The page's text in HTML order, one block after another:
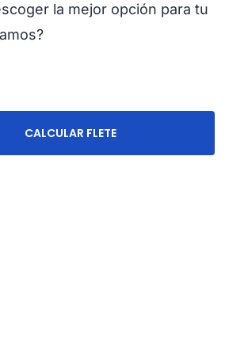
la mejor opción para tu
CALCULAR FLETE